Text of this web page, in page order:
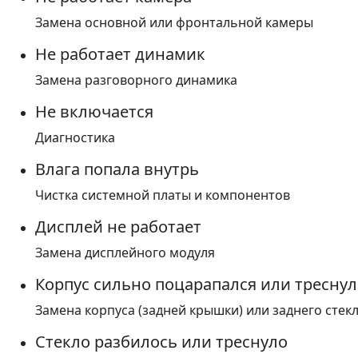
Замена основной или фронтальной камеры
Не работает динамик
Замена разговорного динамика
Не включается
Диагностика
Влага попала внутрь
Чистка системной платы и компонентов
Дисплей не работает
Замена дисплейного модуля
Корпус сильно поцарапался или треснул
Замена корпуса (задней крышки) или заднего
Стекло разбилось или треснуло